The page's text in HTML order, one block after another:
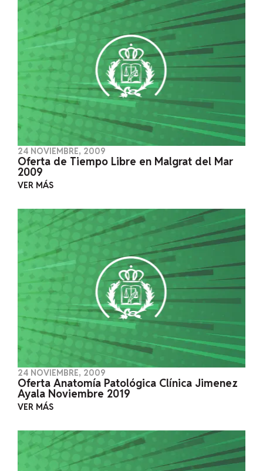
24 NOVIEMBRE, 2009
Oferta de Tiempo Libre en Malgrat del Mar
2009
VER MÁS
24 NOVIEMBRE, 2009
Oferta Anatomía Patológica Clínica Jimenez
Ayala Noviembre 2019
VER MÁS